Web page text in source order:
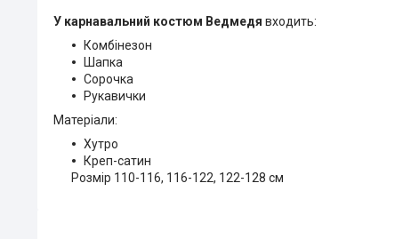
У карнавальний костюм Ведмедя входить:
Комбінезон
Шапка
Сорочка
Рукавички
Матеріали:
Хутро
Креп-сатин
Розмір 110-116, 116-122, 122-128 см